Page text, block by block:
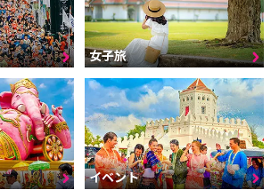
女子旅
イベント